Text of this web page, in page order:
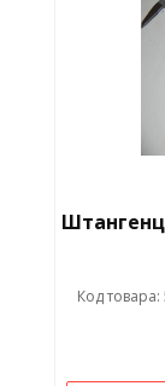
Код товара: